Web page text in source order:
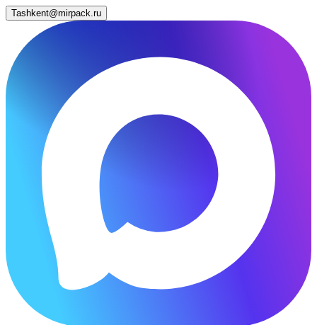
Tashkent@mirpack.ru